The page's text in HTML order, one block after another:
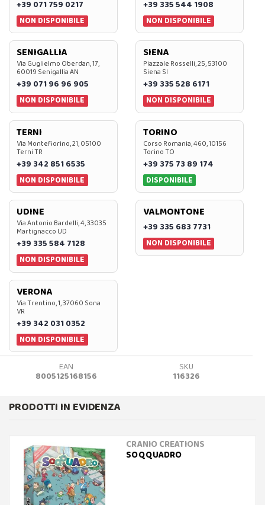
+39 071 759 0217
NON DISPONIBILE
+39 335 544 1908
NON DISPONIBILE
SENIGALLIA
Via Guglielmo Oberdan, 17,
60019 Senigallia AN
+39 071 96 96 905
NON DISPONIBILE
SIENA
Piazzale Rosselli, 25, 53100
Siena SI
+39 335 528 6171
NON DISPONIBILE
TERNI
Via Montefiorino, 21, 05100
Terni TR
+39 342 851 6535
NON DISPONIBILE
TORINO
Corso Romania, 460, 10156
Torino TO
+39 375 73 89 174
DISPONIBILE
UDINE
Via Antonio Bardelli, 4, 33035
Martignacco UD
+39 335 584 7128
NON DISPONIBILE
VALMONTONE
+39 335 683 7731
NON DISPONIBILE
VERONA
Via Trentino, 1, 37060 Sona
VR
+39 342 031 0352
NON DISPONIBILE
EAN
8005125168156
SKU
116326
PRODOTTI IN EVIDENZA
CRANIO CREATIONS
SOQQUADRO